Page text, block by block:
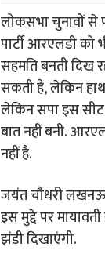
लोकसभा चुनावों से
पार्टी आरएलडी को
सहमति बनती दिख
सकती है, लेकिन
लेकिन सपा इस सीट
बात नहीं बनी.
नहीं है.
जयंत चौधरी
इस मुद्दे पर
झंडी दिखाएंगी.